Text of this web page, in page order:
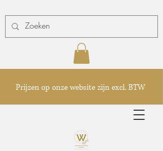
Prijzen op onze website zijn excl. BTW